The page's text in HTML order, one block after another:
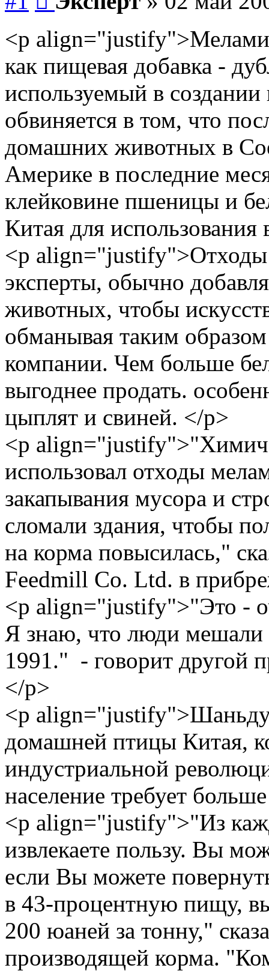
<p
как пищевая добавка -
используемый в
обвиняется в том, что
домашних животных в
Америке в последние
клейковине пшеницы и
Китая для
<p align="justify">Отходы
эксперты, обычно
животных, чтобы
обманывая таким
компании. Чем больше
выгоднее продать.
цыплят и свиней. </p>
<p
использовал отходы
закапывания мусора и
сломали здания, чтобы
на корма повысилась,"
Feedmill Co. Ltd. в
<p align="justify">"Это -
Я знаю, что люди мешали
1991." - говорит другой
</p>
<p
домашней птицы Китая,
индустриальной
население требует
<p align="justify">"Из
извлекаете пользу. Вы
если Вы можете
в 43-процентную пищу,
200 юаней за тонну,"
производящей корма.